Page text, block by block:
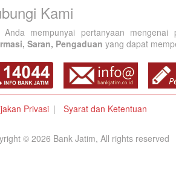
Kami
Anda mempunyai pertanyaan
Saran, Pengaduan yang dapat
Privasi Syarat dan Ketentuan
© 2026 Bank Jatim, All rights reserved